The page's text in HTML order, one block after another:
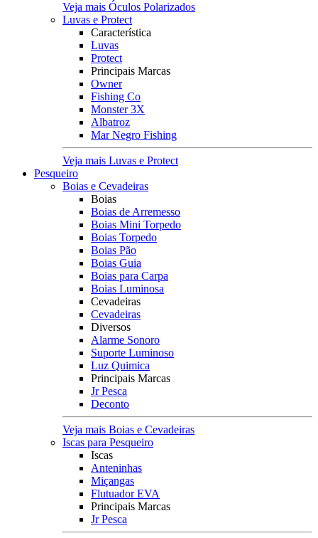
Veja mais Óculos Polarizados
Luvas e Protect
Característica
Luvas
Protect
Principais Marcas
Owner
Fishing Co
Monster 3X
Albatroz
Mar Negro Fishing
Veja mais Luvas e Protect
Pesqueiro
Boias e Cevadeiras
Boias
Boias de Arremesso
Boias Mini Torpedo
Boias Torpedo
Boias Pão
Boias Guia
Boias para Carpa
Boias Luminosa
Cevadeiras
Cevadeiras
Diversos
Alarme Sonoro
Suporte Luminoso
Luz Quimica
Principais Marcas
Jr Pesca
Deconto
Veja mais Boias e Cevadeiras
Iscas para Pesqueiro
Iscas
Anteninhas
Miçangas
Flutuador EVA
Principais Marcas
Jr Pesca